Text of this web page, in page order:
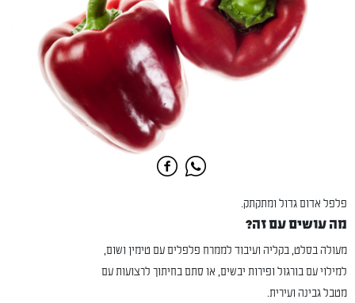
פלפל אדום גדול ומתקתק.
מה עושים עם זה?
מעולה בסלט, בקליה ועיבוד לממרח פלפלים עם טימין ושום,
למילוי עם בורגול ופירות יבשים, או סתם בחיתוך לרצועות עם
מטבל גבינה ועירית.